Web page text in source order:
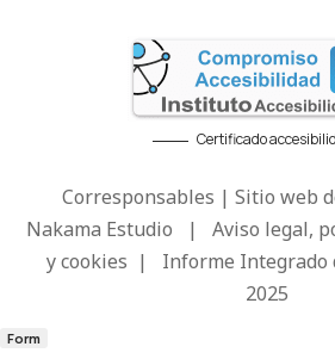
Certificado
Corresponsables | Sitio web
Nakama Estudio | Aviso legal,
y cookies | Informe Integrado
2025
Form